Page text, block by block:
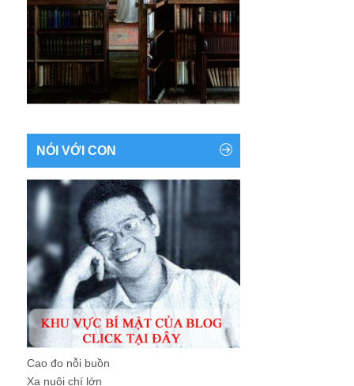
NÓI VỚI CON
Cao đo nỗi buồn
Xa nuôi chí lớn